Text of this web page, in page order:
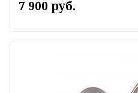
7 900 руб.